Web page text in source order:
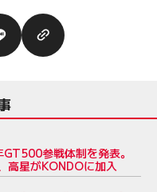
参戦体制を発表。
高星がKONDOに加入